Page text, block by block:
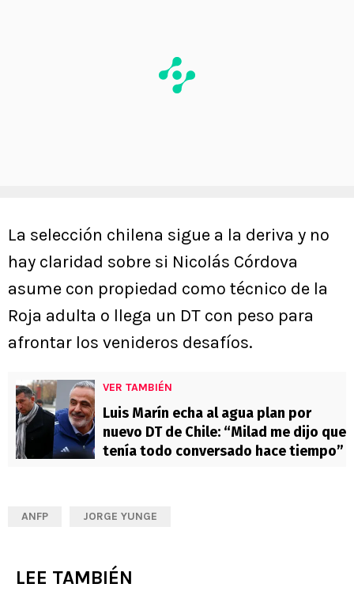
La selección chilena sigue a la deriva y no
hay claridad sobre si Nicolás Córdova
asume con propiedad como técnico de la
Roja adulta o llega un DT con peso para
afrontar los venideros desafíos.
VER TAMBIÉN
Luis Marín echa al agua plan por
nuevo DT de Chile: “Milad me dijo que
tenía todo conversado hace tiempo”
ANFP JORGE YUNGE
LEE TAMBIÉN